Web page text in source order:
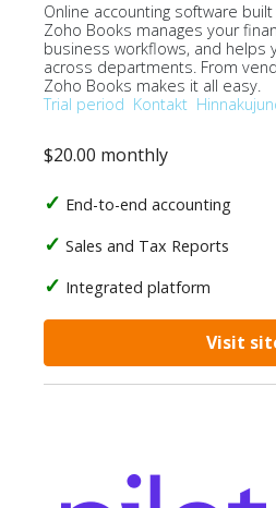
Online accounting software
Zoho Books manages your
business workflows, and helps
across departments. From
Zoho Books makes it all easy.
Trial period Kontakt
$20.00 monthly
End-to-end accounting
Sales and Tax Reports
Integrated platform
Visit